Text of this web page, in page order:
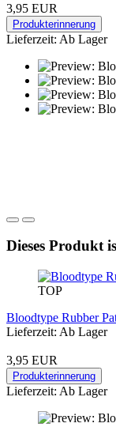
3,95 EUR
Produkterinnerung
Lieferzeit: Ab Lager
Dieses Produkt
TOP
Bloodtype Rubber
Lieferzeit: Ab Lager
3,95 EUR
Produkterinnerung
Lieferzeit: Ab Lager